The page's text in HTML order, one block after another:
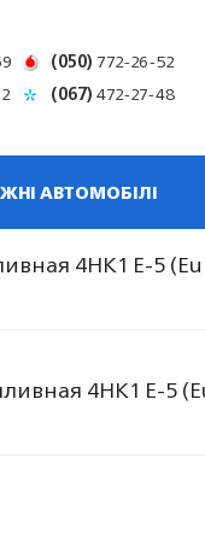
(050) 772-26-52
(067)472-27-48
АВТОМОБІЛІ
4НК1 E-5
4НК1 E-5